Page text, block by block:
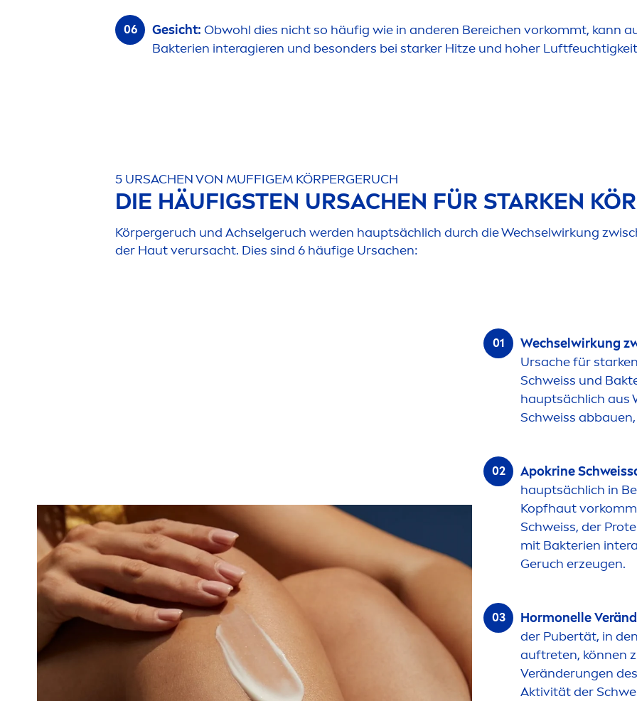
Gesicht: Obwohl dies nicht so häufig wie in anderen Bereichen vorkommt, kann
Bakterien interagieren und besonders bei starker Hitze und hoher
5 URSACHEN VON MUFFIGEM KÖRPERGERUCH
DIE HÄUFIGSTEN URSACHEN FÜR STARKEN
Körpergeruch und Achselgeruch werden hauptsächlich durch die Wechselwirkung
der Haut verursacht. Dies sind 6 häufige Ursachen:
Wechselwirkung
Ursache für
Schweiss und
hauptsächlich aus
Schweiss
Apokrine
hauptsächlich in
Kopfhaut vorkom
Schweiss, der
mit Bakterien
Geruch erzeugen.
Hormonelle
der Pubertät, in
auftreten, können
Veränderungen
Aktivität der